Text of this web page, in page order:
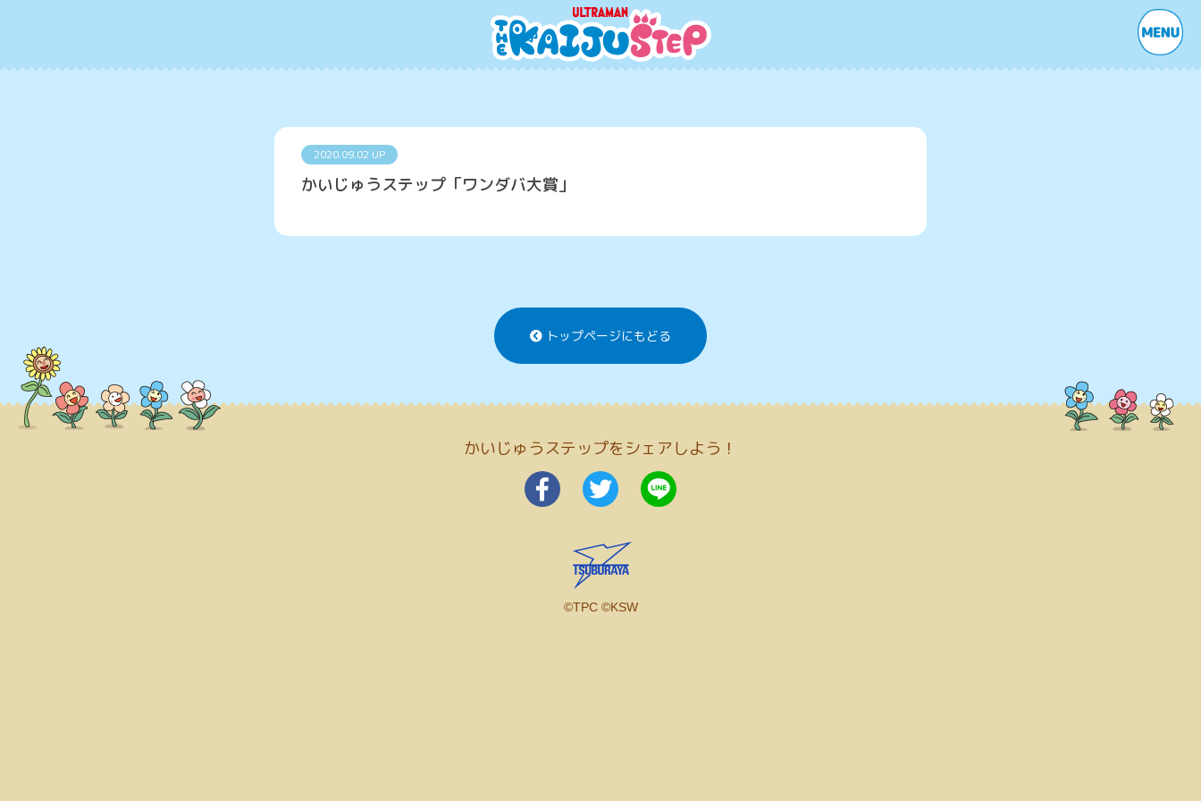
2020.09.02 UP
かいじゅうステップ「ワンダバ大賞」
トップページにもどる
かいじゅうステップをシェアしよう！
©TPC ©KSW